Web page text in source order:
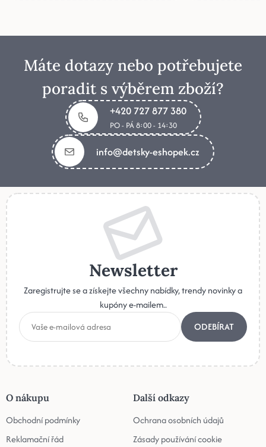
Máte dotazy nebo potřebujete
poradit s výběrem zboží?
+420 727 877 380
PO - PÁ 8:00 - 14:30
info@detsky-eshopek.cz
Newsletter
Zaregistrujte se a získejte všechny nabídky, trendy novinky a
kupóny e-mailem..
ODEBÍRAT
O nákupu
Obchodní podmínky
Reklamační řád
Další odkazy
Ochrana osobních údajů
Zásady používání cookie